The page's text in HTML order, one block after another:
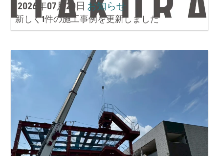
2026年07月20日 お知らせ
新しく1件の施工事例を更新しました